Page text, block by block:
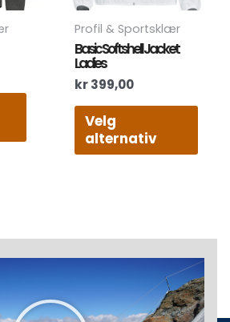
på
produktsidenProfil & Sportsklær
Basic Softshell Jacket
Ladies
kr399,00
Velg
alternativ
på